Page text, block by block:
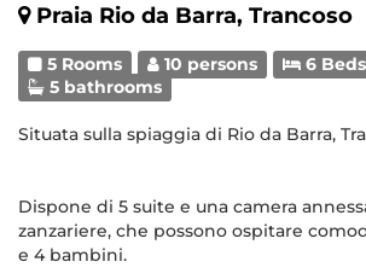
Praia Rio da Barra, Trancoso
5 Rooms 10 persons
6 Beds
5 bathrooms
Situata sulla spiaggia di Rio da Barra,
Dispone di 5 suite e una camera
zanzariere, che possono ospitare
e 4 bambini.